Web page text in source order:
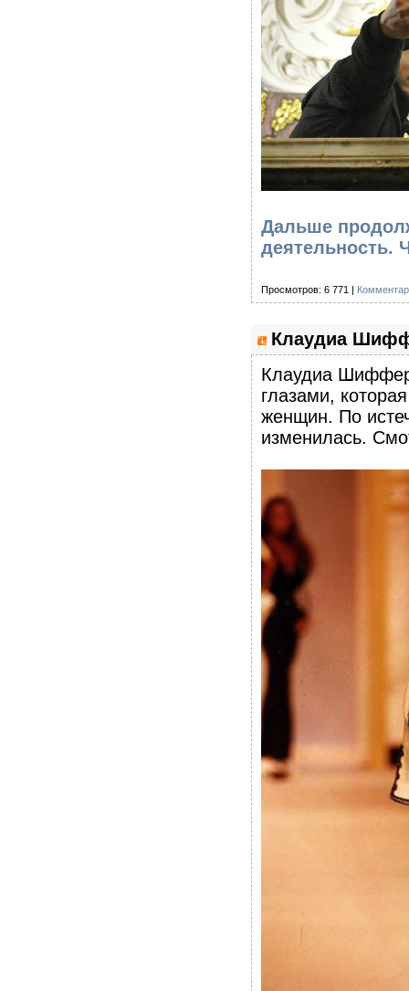
Дальше
деятельность.
Просмотров: 6 771 |
Клаудиа
Клаудиа
глазами,
женщин. По
изменилась.